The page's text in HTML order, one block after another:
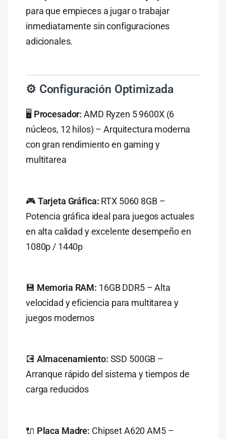
paraque empieces a jugarotrabajar
inmediatamente sinconfiguraciones
adicionales.
⚙️ Configuración Optimizada
🖥️ Procesador: AMD Ryzen 59600X (6
núcleos, 12 hilos) –Arquitectura moderna
con gran rendimientoen gaming y
multitarea
🎮 Tarjeta Gráfica: RTX 5060 8GB–
Potencia gráfica ideal para juegos actuales
en alta calidad yexcelentedesempeñoen
1080p / 1440p
💾 Memoria RAM: 16GBDDR5 –Alta
velocidad yeficiencia para multitarea y
juegos modernos
💽 Almacenamiento: SSD 500GB –
Arranque rápidodel sistemaytiemposde
carga reducidos
🔌 Placa Madre: ChipsetA620AM5 –